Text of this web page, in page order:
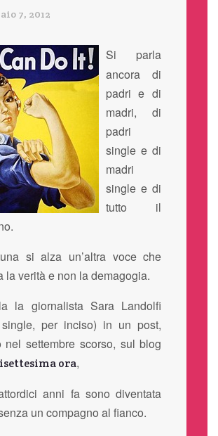
7, 2012
Si parla
ancora di
padri e di
madri, di
padri
single e di
madri
single e di
tutto il
si alza un’altra voce che
la verità e non la demagogia.
la giornalista Sara Landolfi
single, per inciso) in un post,
nel settembre scorso, sul blog
ora,
anni fa sono diventata
un compagno al fianco.